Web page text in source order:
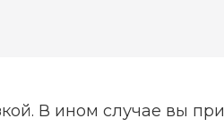
В ином случае вы